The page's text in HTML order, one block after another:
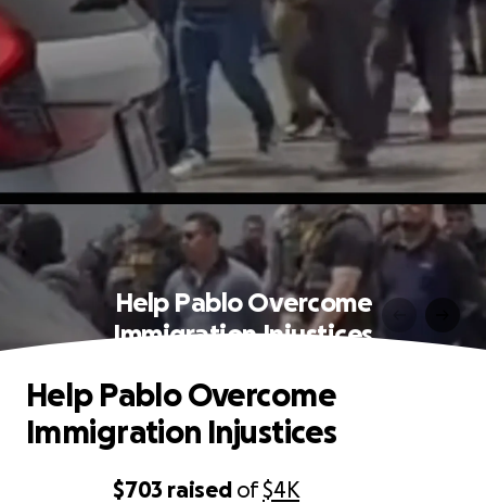
Help Pablo Overcome
Immigration Injustices
$703 raised of$4K
Help Pablo Overcome
Immigration Injustices